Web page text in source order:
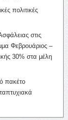
πολιτικές
στις
Φεβρουάριος –
30% στα μέλη
πακέτο